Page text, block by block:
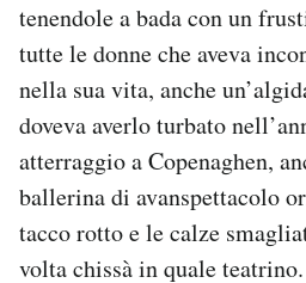
tenendole a bada con un
tutte le donne che aveva
nella sua vita, anche
doveva averlo turbato
atterraggio a Copenaghen,
ballerina di avanspettacolo
tacco rotto e le calze
volta chissà in quale teatrino.